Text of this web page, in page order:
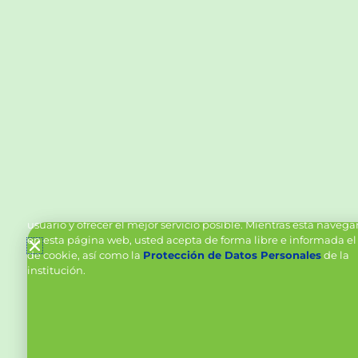
usuario y ofrecer el mejor servicio posible. Mientras está
en esta página web, usted acepta de forma libre e informada el
de cookie, así como la Protección de Datos Personalesde la
institución.